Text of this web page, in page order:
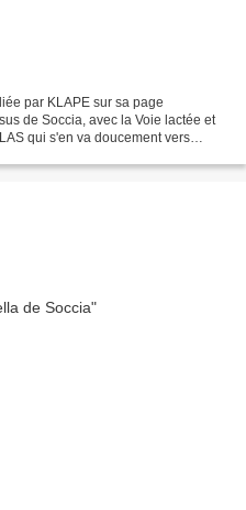
par KLAPE sur sa page
de Soccia, avec la Voie lactée et
qui s'en va doucement vers